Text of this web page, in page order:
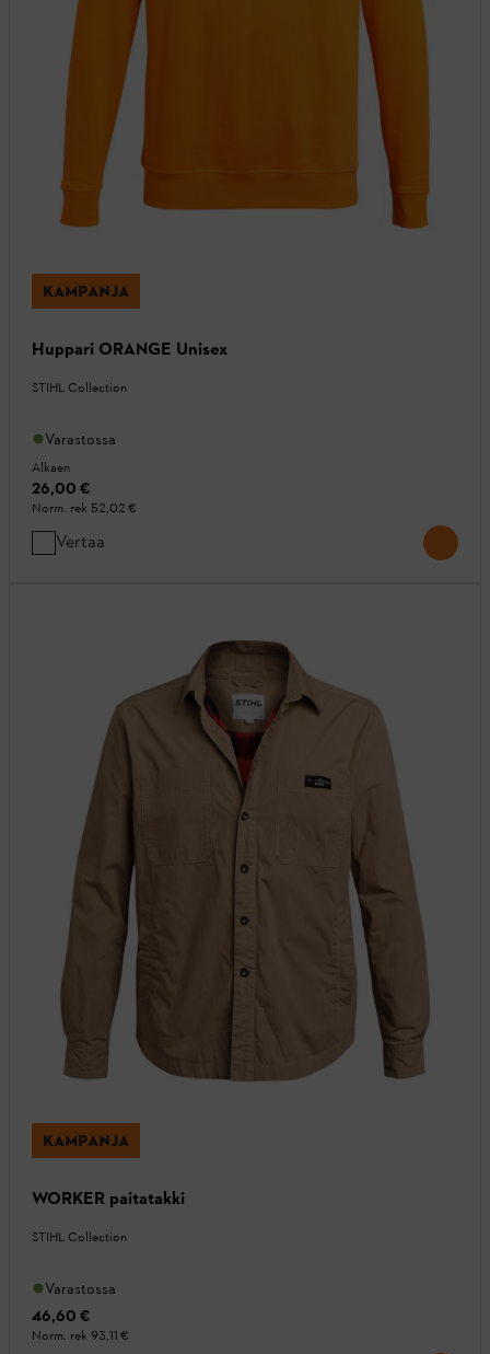
KAMPANJA
Huppari ORANGE Unisex
STIHL Collection
Varastossa
Alkaen
26,00 €
Norm. rek 52,02 €
Vertaa
KAMPANJA
WORKER paitatakki
STIHL Collection
Varastossa
46,60 €
Norm. rek 93,11 €